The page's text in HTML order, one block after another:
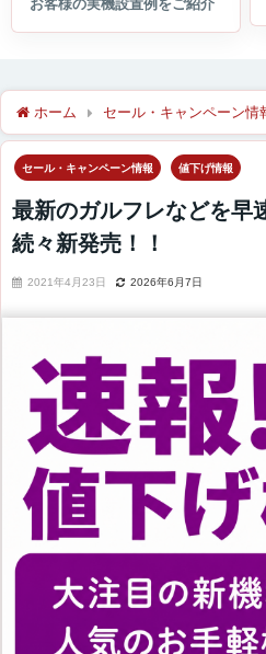
ホーム セール・キャンペーン情
セール・キャンペーン情報 値下げ情報
最新のガルフレなどを早
続々新発売！！
2021年4月23日 2026年6月7日